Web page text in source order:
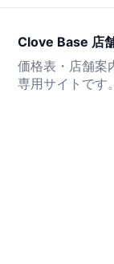
Clove Base 店
価格表・店舗案
専用サイトです。